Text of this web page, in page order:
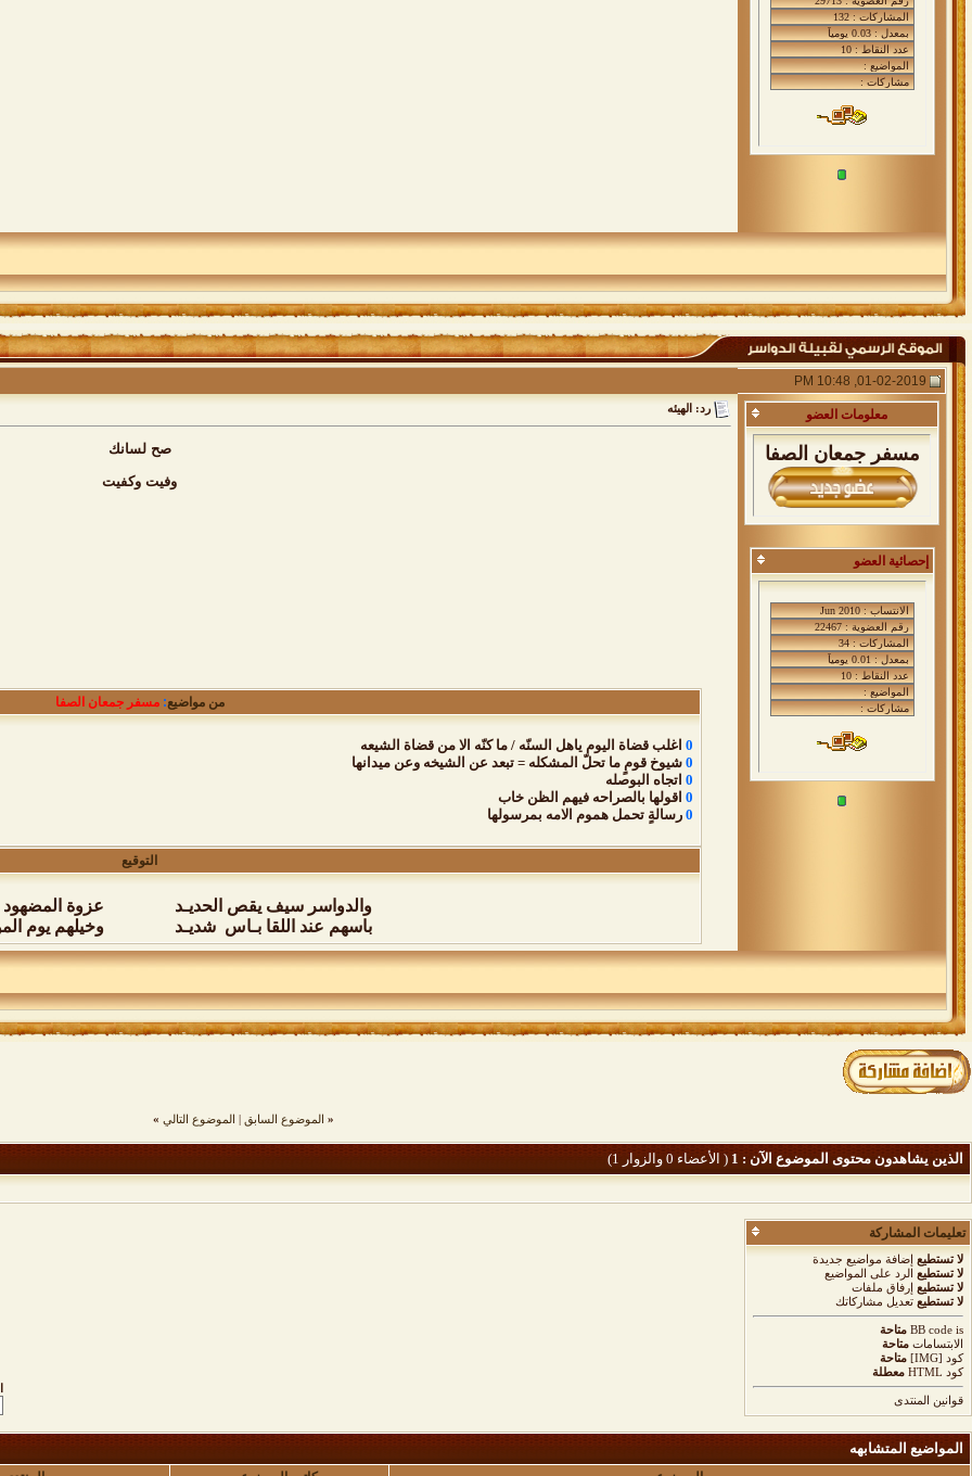
معلومات العضو
مسفر جمعان الصفا
إحصائية العضو
رد: الهيئه
صح لسانك
وفيت وكفيت
من مواضيع: مسفر جمعان الصفا
0 اغلب قضاة اليوم ياهل السنّه / ما كنّه الا من قضاة الشيعه
0 شيوخ قومٍ ما تحلّ المشكله = تبعد عن الشيخه وعن ميدانها
0 اتجاه البوصله
0 اقولها بالصراحه فيهم الظن خاب
0 رسالةٍ تحمل هموم الامه بمرسولها
التوقيع
والدواسر سيف يقص الحديـد
عزوة المضهود
باسهم عند اللقا بـاس شديـد
وخيلهم يوم
« الموضوع السابق | الموضوع التالي »
الذين يشاهدون محتوى الموضوع الآن : 1 ( الأعضاء 0 والزوار 1)
تعليمات المشاركة
لا تستطيع إضافة مواضيع جديدة
لا تستطيع الرد على المواضيع
لا تستطيع إرفاق ملفات
لا تستطيع تعديل مشاركاتك
BB code is
متاحة
الابتسامات متاحة
كود [IMG]
متاحة
كود HTML
معطلة
قوانين المنتدى
المواضيع المتشابهه